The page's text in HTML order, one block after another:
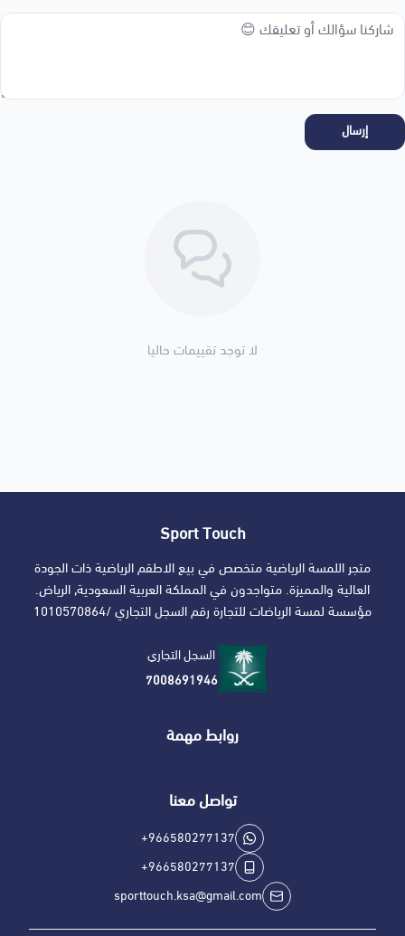
إرسال
لا توجد تقييمات حاليا
Sport Touch
متجر اللمسة الرياضية متخصص في بيع الاطقم الرياضية ذات الجودة
العالية والمميزة. متواجدون في المملكة العربية السعودية, الرياض.
مؤسسة لمسة الرياضات للتجارة رقم السجل التجاري /1010570864
السجل التجاري
7008691946
روابط مهمة
تواصل معنا
+966580277137
+966580277137
sporttouch.ksa@gmail.com